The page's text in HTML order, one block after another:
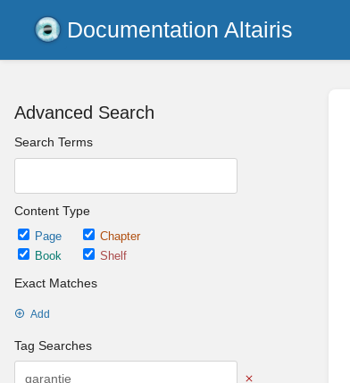
Documentation Altairis
Advanced Search
Search Terms
Content Type
Page
Chapter
Book
Shelf
Exact Matches
Add
Tag Searches